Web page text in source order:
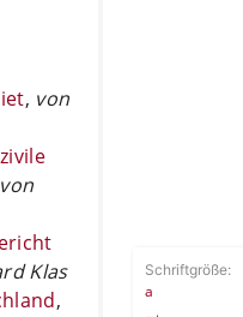
, von
von
Klas
,
Schriftgröße:
a